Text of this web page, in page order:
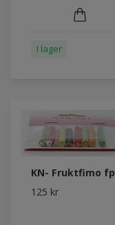
I lager
KN- Fruktfimo fp
125 kr